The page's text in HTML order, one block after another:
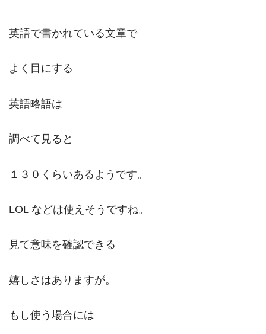
英語で書かれている文章で
よく目にする
英語略語は
調べて見ると
１３０くらいあるようです。
LOL などは使えそうですね。
見て意味を確認できる
嬉しさはありますが。
もし使う場合には